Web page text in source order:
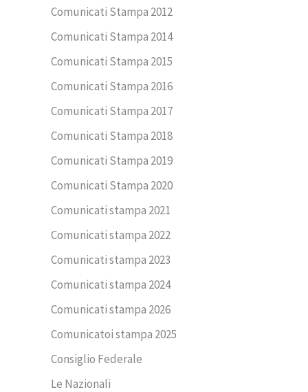
Comunicati Stampa 2012
Comunicati Stampa 2014
Comunicati Stampa 2015
Comunicati Stampa 2016
Comunicati Stampa 2017
Comunicati Stampa 2018
Comunicati Stampa 2019
Comunicati Stampa 2020
Comunicati stampa 2021
Comunicati stampa 2022
Comunicati stampa 2023
Comunicati stampa 2024
Comunicati stampa 2026
Comunicatoi stampa 2025
Consiglio Federale
Le Nazionali